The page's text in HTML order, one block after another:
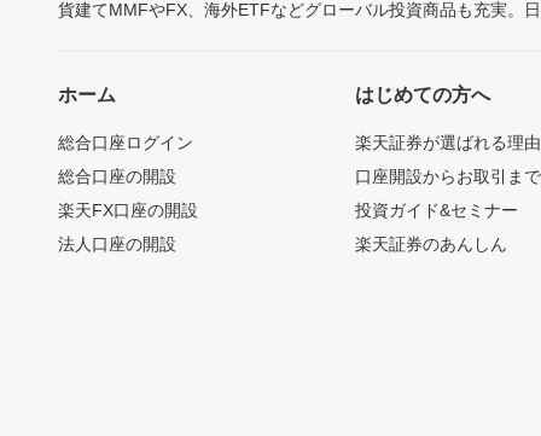
貨建てMMFやFX、海外ETFなどグローバル投資商品も充実。
ホーム
総合口座ログイン
総合口座の開設
楽天FX口座の開設
法人口座の開設
はじめての方へ
楽天証券が選ばれる理由
口座開設からお取引ま
投資ガイド&セミナー
楽天証券のあんしん